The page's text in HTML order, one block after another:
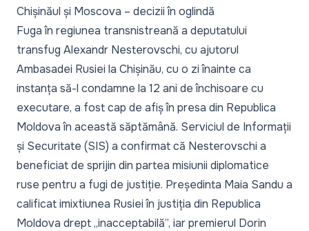
Chișinăul și Moscova – decizii în oglindă
Fuga în regiunea transnistreană a deputatului
transfug Alexandr Nesterovschi, cu ajutorul
Ambasadei Rusiei la Chișinău, cu o zi înainte ca
instanța să-l condamne la 12 ani de închisoare cu
executare, a fost cap de afiș în presa din Republica
Moldova în această săptămână. Serviciul de Informații
și Securitate (SIS) a confirmat că Nesterovschi a
beneficiat de sprijin din partea misiunii diplomatice
ruse pentru a fugi de justiție. Președinta Maia Sandu a
calificat imixtiunea Rusiei în justiția din Republica
Moldova drept „inacceptabilă”, iar premierul Dorin